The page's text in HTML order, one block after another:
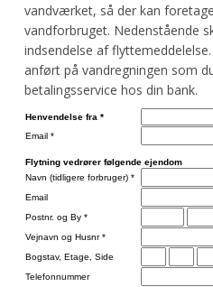
vandværket, så der kan
vandforbruget. Nedenstående
indsendelse af
anført på vandregningen som
betalingsservice hos din bank.